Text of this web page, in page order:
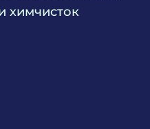
химчисток